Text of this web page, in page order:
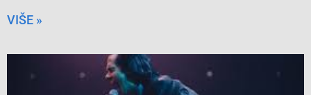
VIŠE »